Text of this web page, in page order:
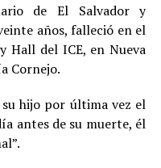
de El Salvador y
años, falleció en el
Hall del ICE, en Nueva
Cornejo.
hijo por última vez el
antes de su muerte, él